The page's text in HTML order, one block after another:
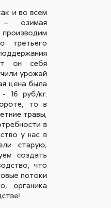
и во всем
– озимая
третьего
он себя
урожай
цена была
16 руб/кг.
то в
травы,
в
у нас в
старую,
создать
что
потоки
органика